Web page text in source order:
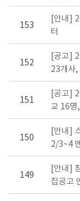
153
[안내]
터
152
[공고]
23개사
151
[공고]
교 16명
150
[안내]
2/3~4
149
[안내]
집공고